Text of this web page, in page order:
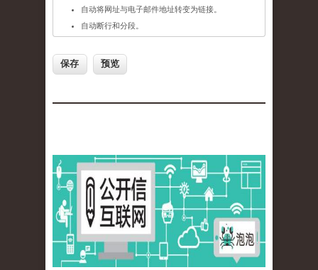
自动将网址与电子邮件地址转变为链接。
自动断行和分段。